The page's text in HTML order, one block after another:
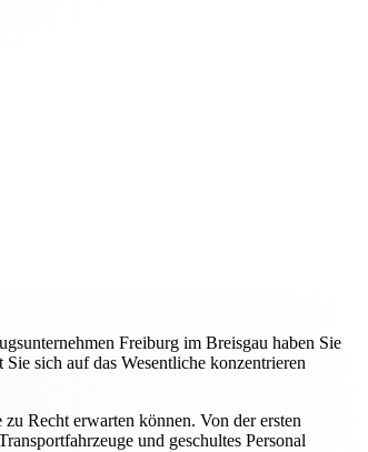
Freiburg im Breisgau haben Sie
sich auf das Wesentliche konzentrieren
Recht erwarten können. Von der ersten
und geschultes Personal